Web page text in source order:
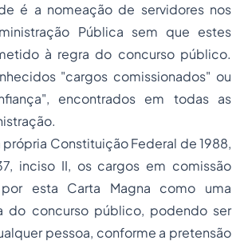
é a nomeação de servidores nos
Pública sem que estes
à regra do concurso público.
"cargos comissionados" ou
encontrados em todas as
Constituição Federal de 1988,
inciso II, os cargos em comissão
esta Carta Magna como uma
do concurso público, podendo ser
pessoa, conforme a pretensão